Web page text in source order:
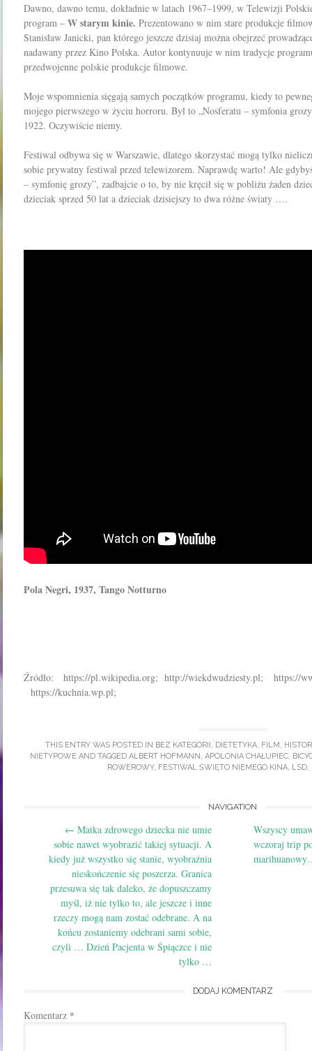
Dawno, dawno temu, dokładnie w latach 1967–1999, w Telewizji
program – W starym kinie. Prezentowano w nim stare produkcje
Stanisław Janicki, pan którego jeszcze dzisiaj można obejrzeć
nadawany przez Kino Polska. Autor kontynuuje w nim tradycje
przedwojenne polskie produkcje filmowe.
Moje wspomnienia sięgają samych początków programu, kiedy to
mojego pierwszego w życiu horroru. Był to „Nosferatu – symfonia
1922. Oczywiście niemy.
Festiwal odbywa się w Warszawie, dlatego skorzystać mogą tylko
sobie prywatny festiwal przed telewizorem. Naprawdę warto! Ale
– symfonię grozy”, zadbajcie o to, by nie kręcił się w pobliżu żaden
dzieciak sprzed 50 lat a dzieciak dzisiejszy to dwa różne światy ….
Pola Negri, 1937, Tango Notturno
Źródło: https://pl.wikipedia.org; http://wiekdwudziesty.pl; https://
https://kuchnia.wp.pl;
THIS ENTRY WAS POSTED IN BEZ KATEGORII , DIETETYKA, FILM ,
NIETYPOWE AND TAGGED ALBERT HOFMANN , APOLONIA CHAŁUPIEC,
ROWEROWY, FESTIWAL ŚWIĘTO NIEMEGO KINA, LSD,
navigation
NAVIGATION
← Matka zdrowego dziecka nie umie
sobie nawet wyobrazić takiej sytuacji. A
kiedy już wszystko się stanie, wyobraźnia
nieskończenie się poszerza. Granica
przesuwa się tak daleko, że dopuszczamy
myśl, iż nie tylko to, ale jeszcze i inne
rzeczy mogą nam zostać odebrane. A na
końcu zostaniemy odebrani sami sobie,
czyli … Dzień Pacjenta w Śpiączce i nie
tylko …
Wszyscy
wczoraj trip
DODAJ KOMENTARZ
Komentarz *